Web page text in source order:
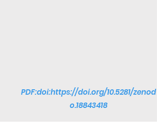
PDF:doi:https://doi.org/10.5281/zenod
o.18843418